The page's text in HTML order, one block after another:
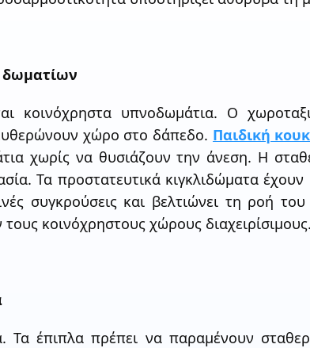
δωματίων
κοινόχρηστα υπνοδωμάτια. Ο
χώρο στο δάπεδο. Παιδική
χωρίς να θυσιάζουν την άνεση. Η
Τα προστατευτικά κιγκλιδώματα
συγκρούσεις και βελτιώνει τη ροή
κοινόχρηστους χώρους διαχειρίσιμους.
Τα έπιπλα πρέπει να παραμένουν